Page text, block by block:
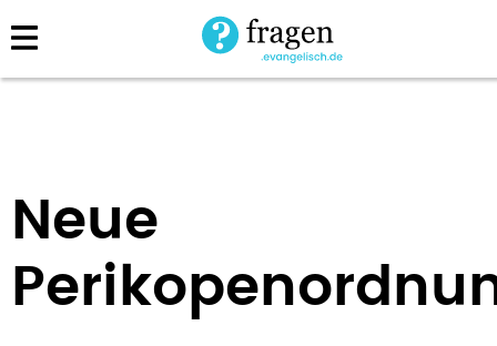
Direkt
zum
Neue